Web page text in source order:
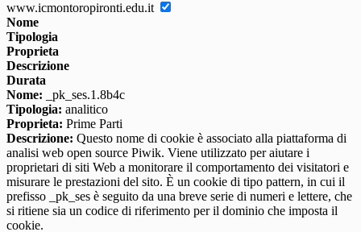
www.icmontoropironti.edu.it
Nome
Tipologia
Proprieta
Descrizione
Durata
Nome: _pk_ses.1.8b4c
Tipologia: analitico
Proprieta: Prime Parti
Descrizione: Questo nome di cookie è associato alla piattaforma di
analisi web open source Piwik. Viene utilizzato per aiutare i
proprietari di siti Web a monitorare il comportamento dei visitatori e
misurare le prestazioni del sito. È un cookie di tipo pattern, in cui il
prefisso _pk_ses è seguito da una breve serie di numeri e lettere, che
si ritiene sia un codice di riferimento per il dominio che imposta il
cookie.